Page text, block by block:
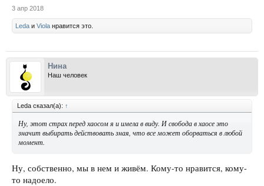
3 апр 2018
Leda и Viola нравится это.
Нина
Наш человек
Leda сказал(а): ↑
Ну, этот страх перед хаосом я и имела в виду. И свобода в хаосе это
значит выбирать действоватьзная, что все может оборваться в любой
момент.
Ну, собственно, мы в нем и живём. Кому-то нравится, кому-
то надоело.